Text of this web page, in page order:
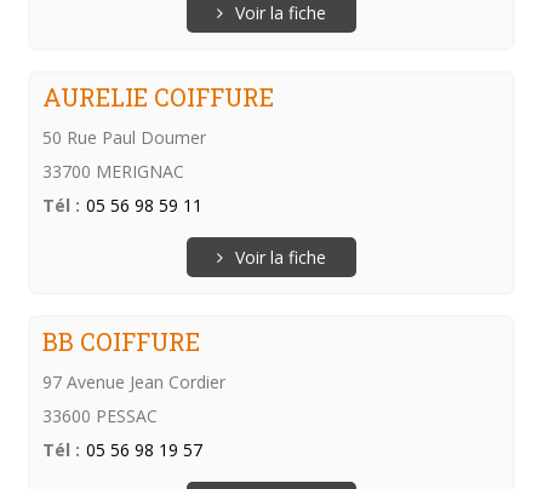
Voir la fiche
AURELIE COIFFURE
50 Rue Paul Doumer
33700 MERIGNAC
Tél : 05 56 98 59 11
Voir la fiche
BB COIFFURE
97 Avenue Jean Cordier
33600 PESSAC
Tél : 05 56 98 19 57